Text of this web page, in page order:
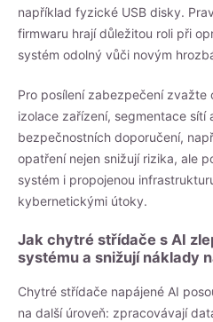
například fyzické USB disky.
firmwaru hrají důležitou roli při
systém odolný vůči novým
Pro posílení zabezpečení
izolace zařízení, segmentace
bezpečnostních doporučení,
opatření nejen snižují rizika, ale
systém i propojenou
kybernetickými útoky.
Jak chytré střídače s AI
systému a snižují náklady
Chytré střídače napájené AI
na další úroveň: zpracovávají